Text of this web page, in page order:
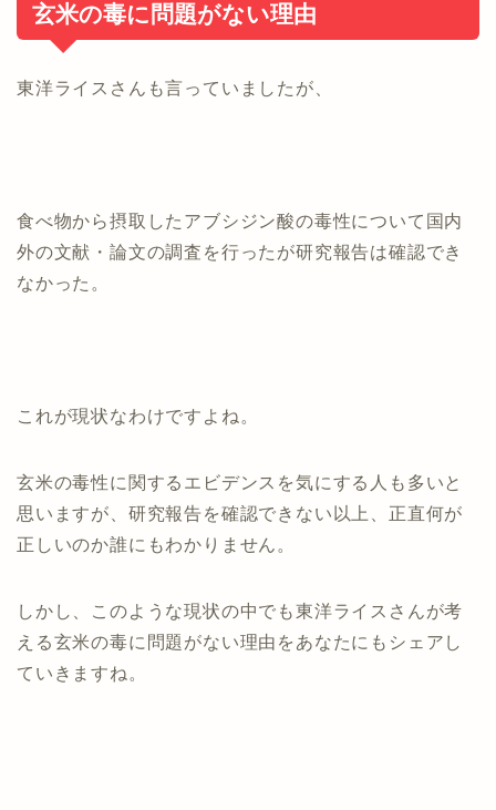
玄米の毒に問題がない理由
東洋ライスさんも言っていましたが、
食べ物から摂取したアブシジン酸の毒性について国内
外の文献・論文の調査を行ったが研究報告は確認でき
なかった。
これが現状なわけですよね。
玄米の毒性に関するエビデンスを気にする人も多いと
思いますが、研究報告を確認できない以上、正直何が
正しいのか誰にもわかりません。
しかし、このような現状の中でも東洋ライスさんが考
える玄米の毒に問題がない理由をあなたにもシェアし
ていきますね。